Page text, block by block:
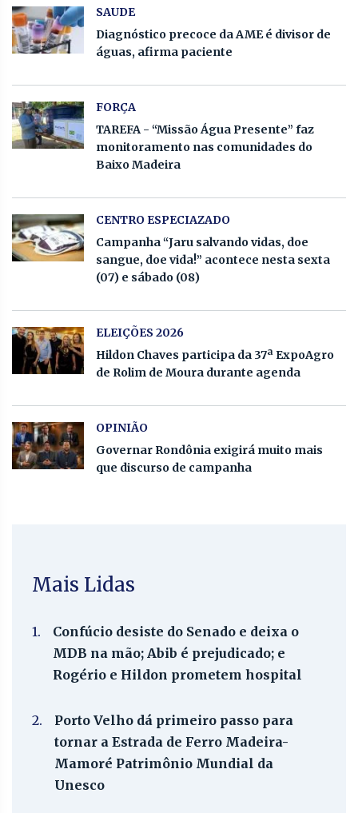
SAUDE
Diagnóstico precoce da AME é divisor de
águas, afirma paciente
FORÇA
TAREFA - “Missão Água Presente” faz
monitoramento nas comunidades do
Baixo Madeira
CENTRO ESPECIAZADO
Campanha “Jaru salvando vidas, doe
sangue, doe vida!” acontece nesta sexta
(07) e sábado (08)
ELEIÇÕES 2026
Hildon Chaves participa da 37ª ExpoAgro
de Rolim de Moura durante agenda
OPINIÃO
Governar Rondônia exigirá muito mais
que discurso de campanha
Mais Lidas
1.
Confúcio desiste do Senado e deixa o
MDB na mão; Abib é prejudicado; e
Rogério e Hildon prometem hospital
2.
Porto Velho dá primeiro passo para
tornar a Estrada de Ferro Madeira-
Mamoré Patrimônio Mundial da
Unesco